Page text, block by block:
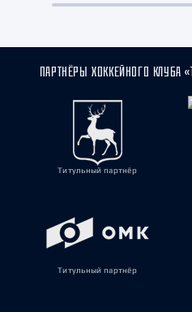
ПАРТНЁРЫ ХОККЕЙНОГО КЛУБА
Титульный партнёр
Титульный партнёр